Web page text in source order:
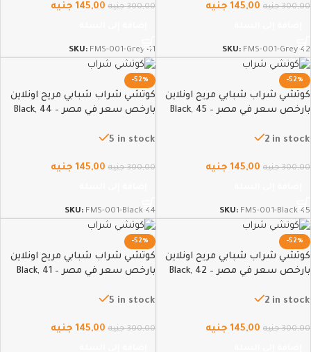
300,00 جنيه 145,00 جنيه
SKU: FMS-001-Grey-42
300,00 جنيه 145,00 جنيه
SKU: FMS-001-Grey-41
-52%
كوتشي شراب شبابي مريح اونلاين
بارخص سعر في مصر – Black, 45
2 in stock
300,00 جنيه 145,00 جنيه
SKU: FMS-001-Black-45
-52%
كوتشي شراب شبابي مريح اونلاين
بارخص سعر في مصر – Black, 44
5 in stock
300,00 جنيه 145,00 جنيه
SKU: FMS-001-Black-44
-52%
كوتشي شراب شبابي مريح اونلاين
بارخص سعر في مصر – Black, 42
2 in stock
300,00 جنيه 145,00 جنيه
-52%
كوتشي شراب شبابي مريح اونلاين
بارخص سعر في مصر – Black, 41
5 in stock
300,00 جنيه 145,00 جنيه